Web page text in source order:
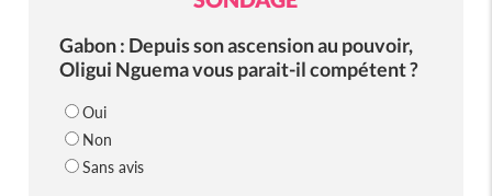
Gabon : Depuis son ascension au pouvoir,
Oligui Nguema vous parait-il compétent ?
Oui
Non
Sans avis